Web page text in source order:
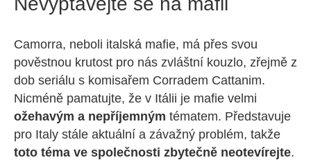
Camorra, neboli italská mafie, má přes svou
pověstnou krutost pro nás zvláštní kouzlo, zřejmě z
dob seriálu s komisařem Corradem Cattanim.
Nicméně pamatujte, že v Itálii je mafie velmi
ožehavým a nepříjemným tématem. Představuje
pro Italy stále aktuální a závažný problém, takže
toto téma ve společnosti zbytečně neotevírejte.